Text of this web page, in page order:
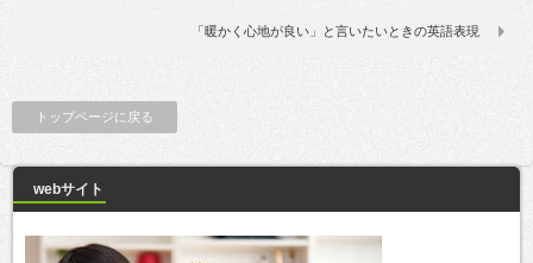
「暖かく心地が良い」と言いたいときの英語表現
トップページに戻る
webサイト